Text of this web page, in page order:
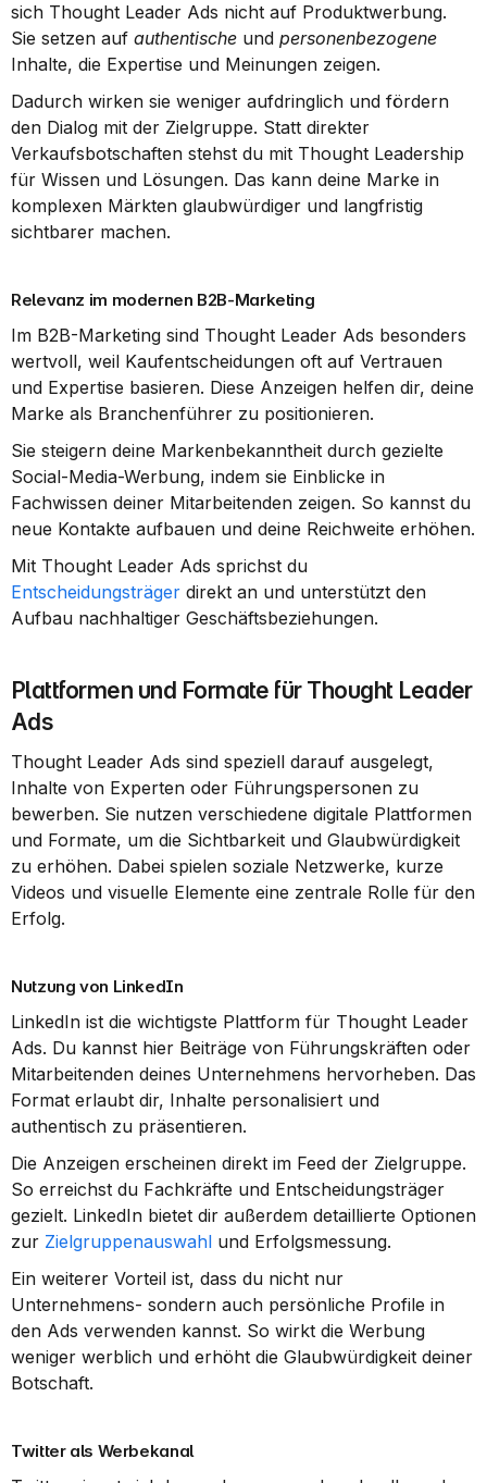
sich Thought Leader Ads nicht auf Produktwerbung.
Sie setzen auf authentische und personenbezogene
Inhalte, die Expertise und Meinungen zeigen.
Dadurch wirken sie weniger aufdringlich und fördern
den Dialog mit der Zielgruppe. Statt direkter
Verkaufsbotschaften stehst du mit Thought Leadership
für Wissen und Lösungen. Das kann deine Marke in
komplexen Märkten glaubwürdiger und langfristig
sichtbarer machen.
Relevanz im modernen B2B-Marketing
Im B2B-Marketing sind Thought Leader Ads besonders
wertvoll, weil Kaufentscheidungen oft auf Vertrauen
und Expertise basieren. Diese Anzeigen helfen dir, deine
Marke als Branchenführer zu positionieren.
Sie steigern deine Markenbekanntheit durch gezielte
Social-Media-Werbung, indem sie Einblicke in
Fachwissen deiner Mitarbeitenden zeigen. So kannst du
neue Kontakte aufbauen und deine Reichweite erhöhen.
Entscheidungsträger direkt an und unterstützt den
Aufbau nachhaltiger Geschäftsbeziehungen.
Plattformen und Formate für Thought Leader
Ads
Thought Leader Ads sind speziell darauf ausgelegt,
Inhalte von Experten oder Führungspersonen zu
bewerben. Sie nutzen verschiedene digitale Plattformen
und Formate, um die Sichtbarkeit und Glaubwürdigkeit
zu erhöhen. Dabei spielen soziale Netzwerke, kurze
Videos und visuelle Elemente eine zentrale Rolle für den
Erfolg.
Nutzung von LinkedIn
LinkedIn ist die wichtigste Plattform für Thought Leader
Ads. Du kannst hier Beiträge von Führungskräften oder
Mitarbeitenden deines Unternehmens hervorheben. Das
Format erlaubt dir, Inhalte personalisiert und
authentisch zu präsentieren.
Die Anzeigen erscheinen direkt im Feed der Zielgruppe.
So erreichst du Fachkräfte und Entscheidungsträger
gezielt. LinkedIn bietet dir außerdem detaillierte Optionen
zur Zielgruppenauswahl und Erfolgsmessung.
Ein weiterer Vorteil ist, dass du nicht nur
Unternehmens- sondern auch persönliche Profile in
den Ads verwenden kannst. So wirkt die Werbung
weniger werblich und erhöht die Glaubwürdigkeit deiner
Botschaft.
Twitter als Werbekanal